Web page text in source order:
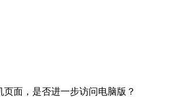
面，是否进一步访问电脑版？